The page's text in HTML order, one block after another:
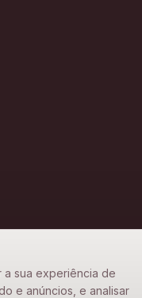
a sua experiência de
e anúncios, e analisar